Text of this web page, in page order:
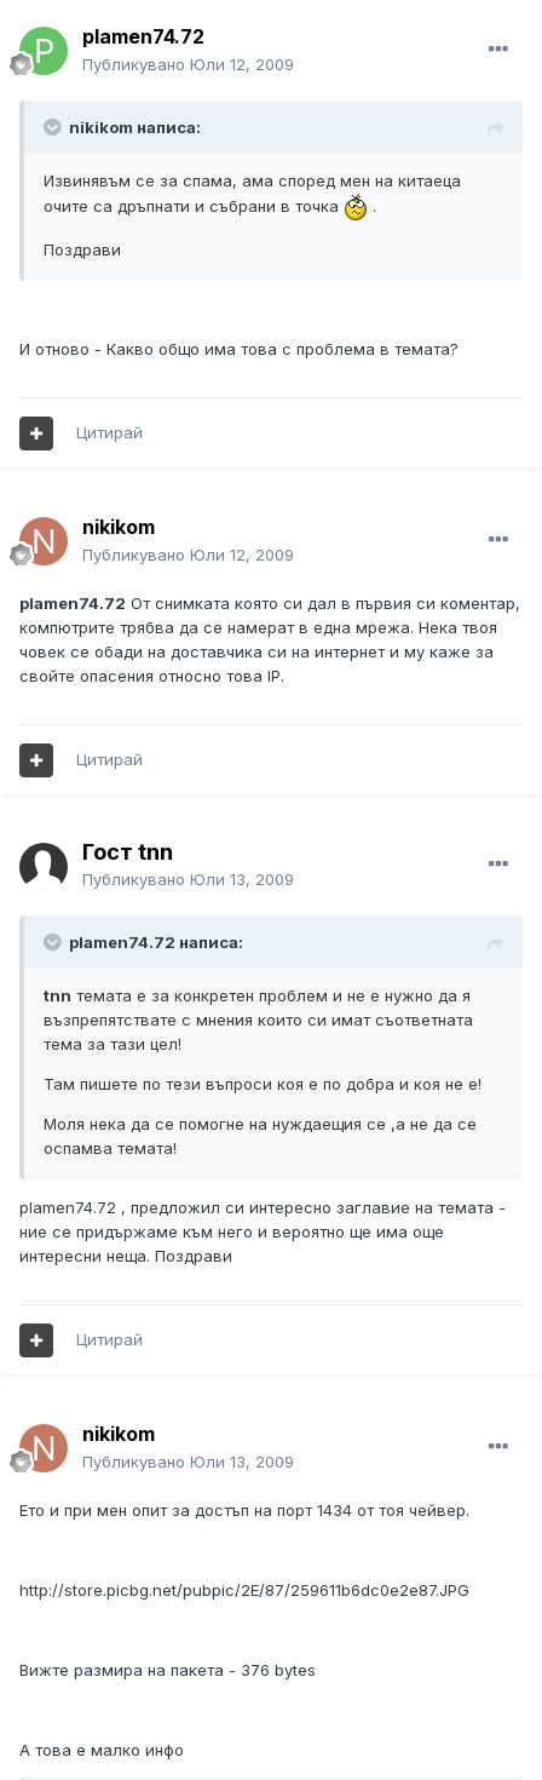
plamen74.72
Публикувано Юли 12, 2009
nikikom написа:
Извинявъм се за спама, ама според мен на китаеца
очите са дръпнати и събрани в точка
.
Поздрави
И отново - Какво общо има това с проблема в темата?
Цитирай
nikikom
Публикувано Юли 12, 2009
plamen74.72 От снимката която си дал в първия си коментар,
компютрите трябва да се намерат в една мрежа. Нека твоя
човек се обади на доставчика си на интернет и му каже за
свойте опасения относно това IP.
Цитирай
Гост tnn
Публикувано Юли 13, 2009
plamen74.72 написа:
tnn темата е за конкретен проблем и не е нужно да я
възпрепятствате с мнения които си имат съответната
тема за тази цел!
Там пишете по тези въпроси коя е по добра и коя не е!
Моля нека да се помогне на нуждаещия се ,а не да се
оспамва темата!
plamen74.72 , предложил си интересно заглавие на темата -
ние се придържаме към него и вероятно ще има още
интересни неща. Поздрави
Цитирай
nikikom
Публикувано Юли 13, 2009
Ето и при мен опит за достъп на порт 1434 от тоя чейвер.
http://store.picbg.net/pubpic/2E/87/259611b6dc0e2e87.JPG
Вижте размира на пакета - 376 bytes
А това е малко инфо